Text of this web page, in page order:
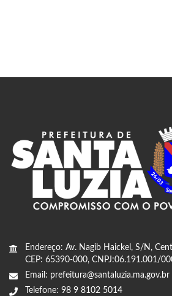
Endereço: Av. Nagib Haickel, S/N,
CEP: 65390-000, CNPJ:06.191.001/
Email: prefeitura@santaluzia.ma.gov.br
Telefone: 98 9 8102 5014